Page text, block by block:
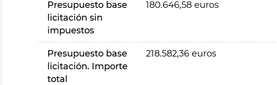
Presupuesto base
licitación sin
impuestos
180.646,58 euros
Presupuesto base
licitación. Importe
total
218.582,36 euros